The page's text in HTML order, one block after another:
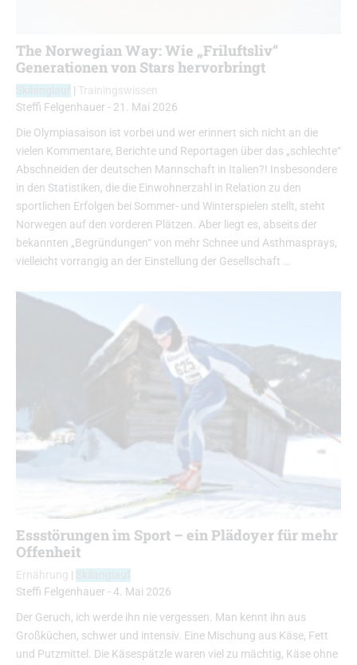
The Norwegian Way: Wie „Friluftsliv“
Generationen von Stars hervorbringt
| Trainingswissen
Steffi Felgenhauer - 21. Mai 2026
Die Olympiasaison ist vorbei und wer erinnert sich nicht an die
vielen Kommentare, Berichte und Reportagen über das „schlechte“
Abschneiden der deutschen Mannschaft in Italien?! Insbesondere
in den Statistiken, die die Einwohnerzahl in Relation zu den
sportlichen Erfolgen bei Sommer- und Winterspielen stellt, steht
Norwegen auf den vorderen Plätzen. Aber liegt es, abseits der
bekannten „Begründungen“ von mehr Schnee und Asthmasprays,
vielleicht vorrangig an der Einstellung der Gesellschaft …
Essstörungen im Sport – ein Plädoyer für mehr
Offenheit
Ernährung |
Steffi Felgenhauer -4. Mai 2026
Der Geruch, ich werde ihn nie vergessen. Man kennt ihn aus
Großküchen, schwer und intensiv. Eine Mischung aus Käse, Fett
und Putzmittel. Die Käsespätzle waren viel zu mächtig, Käse ohne